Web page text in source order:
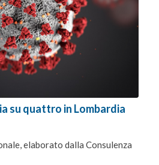
su quattro in Lombardia
elaborato dalla Consulenza